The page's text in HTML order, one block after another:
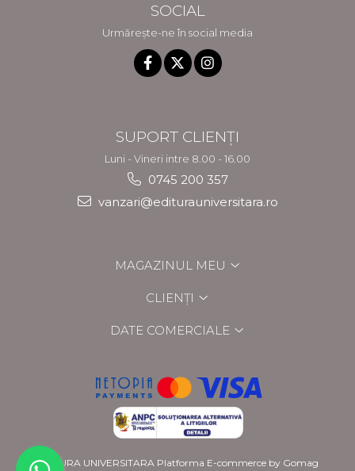
SOCIAL
Urmărește-ne în social media
SUPORT CLIENȚI
Luni - Vineri intre 8.00 - 16.00
0745 200 357
vanzari@editurauniversitara.ro
MAGAZINUL MEU
CLIENȚI
DATE COMERCIALE
EDITURA UNIVERSITARA Platforma E-commerce by Gomag